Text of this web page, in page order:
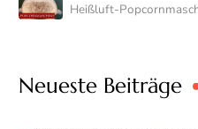
Heißluft-
Neueste Beiträge